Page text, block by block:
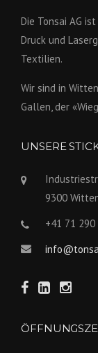
Die Tonsai AG
Druck und
Textilien.
Wir sind in
Gallen, der
UNSERE
9300
+41 71